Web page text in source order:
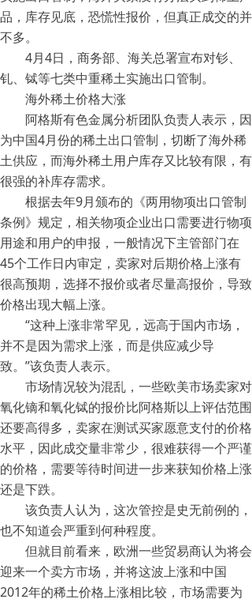
品，库存见底，恐慌性报价，但真正成交的并
不多。
4月4日，商务部、海关总署宣布对钐、
钆、铽等七类中重稀土实施出口管制。
海外稀土价格大涨
阿格斯有色金属分析团队负责人表示，因
为中国4月份的稀土出口管制，切断了海外稀
土供应，而海外稀土用户库存又比较有限，有
很强的补库存需求。
根据去年9月颁布的《两用物项出口管制
条例》规定，相关物项企业出口需要进行物项
用途和用户的申报，一般情况下主管部门在
45个工作日内审定，卖家对后期价格上涨有
很高预期，选择不报价或者尽量高报价，导致
价格出现大幅上涨。
“这种上涨非常罕见，远高于国内市场，
并不是因为需求上涨，而是供应减少导
致。”该负责人表示。
市场情况较为混乱，一些欧美市场卖家对
氧化镝和氧化铽的报价比阿格斯以上评估范围
还要高得多，卖家在测试买家愿意支付的价格
水平，因此成交量非常少，很难获得一个严谨
的价格，需要等待时间进一步来获知价格上涨
还是下跌。
该负责人认为，这次管控是史无前例的，
也不知道会严重到何种程度。
但就目前看来，欧洲一些贸易商认为将会
迎来一个卖方市场，并将这波上涨和中国
2012年的稀土价格上涨相比较，市场需要为